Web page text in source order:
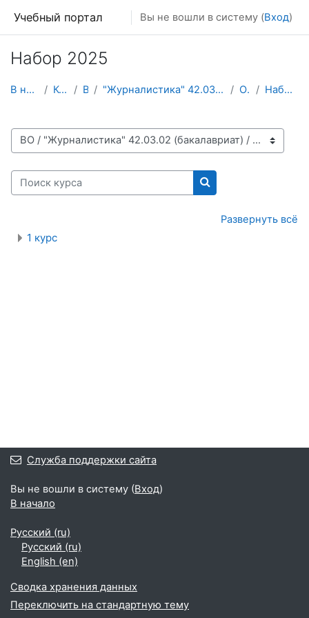
Учебный портал Вы не вошли в систему (Вход)
Набор 2025
В начало Курсы ВО "Журналистика" 42.03.02 (бакалавриат) ОФО Набор 2025
Категории курсов
Поиск курса
Поиск курса
Развернуть всё
1 курс
Служба поддержки сайта
Вы не вошли в систему (Вход)
В начало
Русский ‎(ru)‎
Русский ‎(ru)‎
English ‎(en)‎
Сводка хранения данных
Переключить на стандартную тему